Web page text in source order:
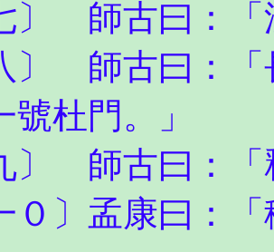
師古曰：「
師古曰：「長
杜門。」
師古曰：「
孟康曰：「